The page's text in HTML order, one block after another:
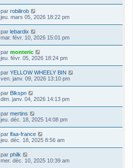
par robilirob
jeu. mars 05, 2026 18:22 pm
par lebardix
mar. févr. 10, 2026 15:01 pm
par monteric
jeu. févr. 05, 2026 18:24 pm
par YELLOW WHEELY BIN
ven. janv. 09, 2026 13:10 pm
par Blkspn
dim. janv. 04, 2026 14:13 pm
par mertins
jeu. déc. 18, 2025 14:08 pm
par lfaa-france
jeu. déc. 18, 2025 8:56 am
par philk
mer. déc. 10, 2025 10:39 am